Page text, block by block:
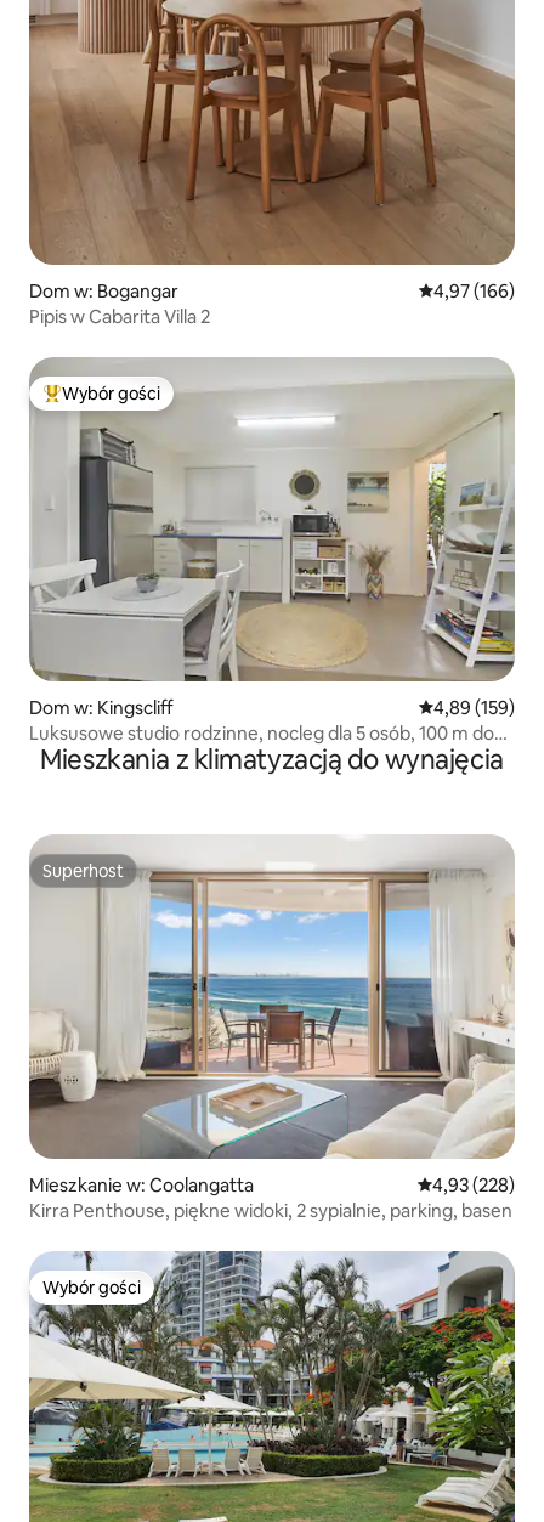
Dom w: Bogangar Średnia
4,97 (166)
Pipis w Cabarita Villa 2
Najpopularniejsze z kategorii Wybór gości
Wybór gości
Dom w: Kingscliff Średnia
4,89 (159)
Luksusowe studio rodzinne, nocleg dla 5 osób, 100 m do
plaży
Mieszkania z klimatyzacją do wynajęcia
Superhost
Superhost
Mieszkanie w: Coolangatta Średnia
4,93 (228)
Kirra Penthouse, piękne widoki, 2 sypialnie, parking, basen
Wybór gości
Wybór gości